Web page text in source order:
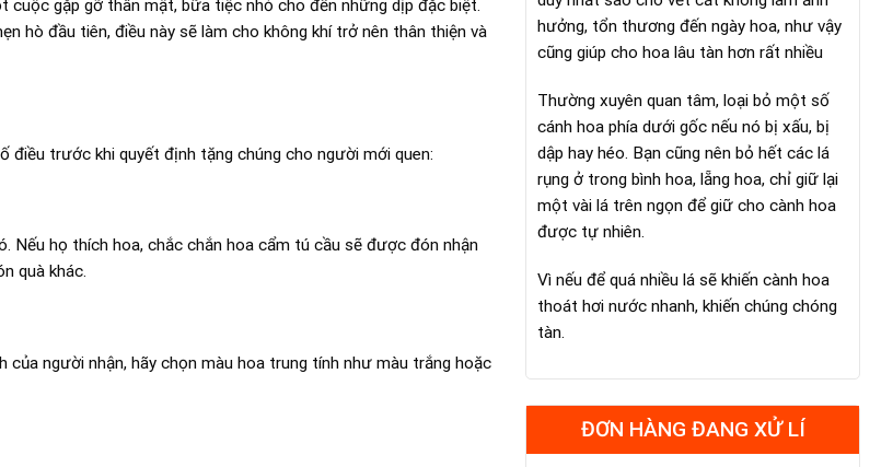
gặp gỡ thân mật, bữa tiệc nhỏ cho đến những dịp đặc biệt.
hò đầu tiên, điều này sẽ làm cho không khí trở nên thân thiện và
điều trước khi quyết định tặng chúng cho người mới quen:
Nếu họ thích hoa, chắc chắn hoa cẩm tú cầu sẽ được đón nhận
quà khác.
người nhận, hãy chọn màu hoa trung tính như màu trắng hoặc
hưởng, tổn thương đến ngày hoa, như vậy
cũng giúp cho hoa lâu tàn hơn rất nhiều
Thường xuyên quan tâm, loại bỏ một số
cánh hoa phía dưới gốc nếu nó bị xấu, bị
dập hay héo. Bạn cũng nên bỏ hết các lá
rụng ở trong bình hoa, lẵng hoa, chỉ giữ lại
một vài lá trên ngọn để giữ cho cành hoa
được tự nhiên.
Vì nếu để quá nhiều lá sẽ khiến cành hoa
thoát hơi nước nhanh, khiến chúng chóng
tàn.
ĐƠN HÀNG ĐANG XỬ LÍ